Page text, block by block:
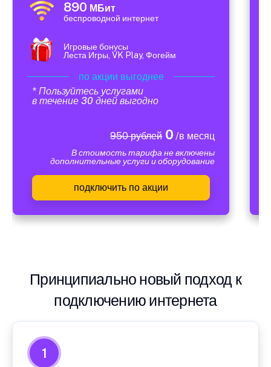
890 МБит
беспроводной интернет
Игровые бонусы
Леста Игры, VK Play, Фогейм
по акции выгоднее
* Пользуйтесь услугами
в течение 30 дней выгодно
950 рублей0 /в месяц
В стоимость тарифа не включены
дополнительные услуги и оборудование
подключить по акции
Принципиально новый подход к
подключению интернета
1